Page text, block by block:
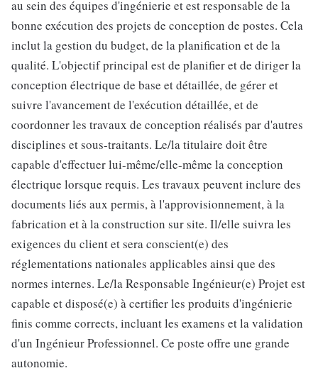
au sein des équipes d'ingénierie et est responsable de la
bonne exécution des projets de conception de postes. Cela
inclut la gestion du budget, de la planification et de la
qualité. L'objectif principal est de planifier et de diriger la
conception électrique de base et détaillée, de gérer et
suivre l'avancement de l'exécution détaillée, et de
coordonner les travaux de conception réalisés par d'autres
disciplines et sous-traitants. Le/la titulaire doit être
capable d'effectuer lui-même/elle-même la conception
électrique lorsque requis. Les travaux peuvent inclure des
documents liés aux permis, à l'approvisionnement, à la
fabrication et à la construction sur site. Il/elle suivra les
exigences du client et sera conscient(e) des
réglementations nationales applicables ainsi que des
normes internes. Le/la Responsable Ingénieur(e) Projet est
capable et disposé(e) à certifier les produits d'ingénierie
finis comme corrects, incluant les examens et la validation
d'un Ingénieur Professionnel. Ce poste offre une grande
autonomie.